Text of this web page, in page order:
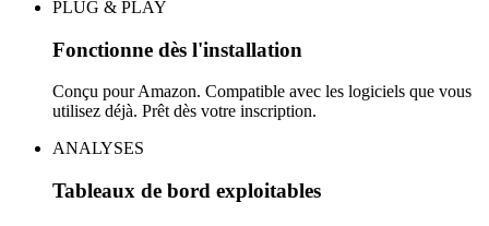
PLUG & PLAY
Fonctionne dès l'installation
Conçu pour Amazon. Compatible avec les logiciels que vous
utilisez déjà. Prêt dès votre inscription.
ANALYSES
Tableaux de bord exploitables